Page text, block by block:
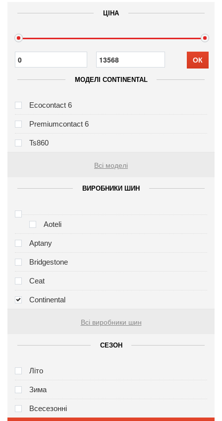
ЦІНА
ОК
МОДЕЛІ CONTINENTAL
Ecocontact 6
Premiumcontact 6
Ts860
Всі моделі
ВИРОБНИКИ ШИН
Aoteli
Aptany
Bridgestone
Ceat
Continental
Всі виробники шин
СЕЗОН
Літо
Зима
Всесезонні